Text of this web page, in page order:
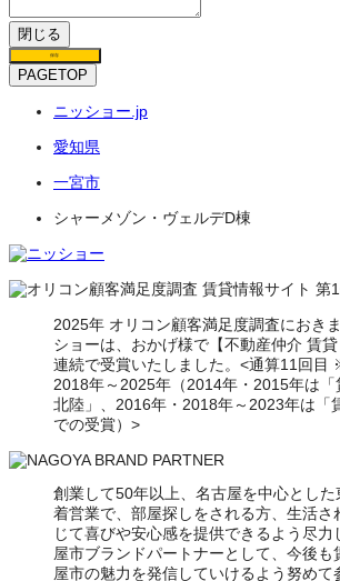
閉じる
保存
PAGETOP
ニッショー.jp
愛知県
一宮市
シャーメゾン・ヴェルデD棟
2025年 オリコン顧客満足度調査におき
ショーは、おかげ様で【不動産仲介 賃
連続で受賞いたしました。<通算11回目
2018年～2025年（2014年・2015年は「
北陸」、2016年・2018年～2023年は「
での受賞）>
創業して50年以上、名古屋を中心とし
着営業で、部屋探しをされる方、生活さ
じて喜びや安心感を提供できるよう尽
屋市ブランドパートナーとして、今後
屋市の魅力を発信していけるよう努めて